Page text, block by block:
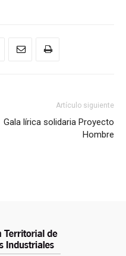
Artículo siguiente
Gala lírica solidaria Proyecto
Hombre